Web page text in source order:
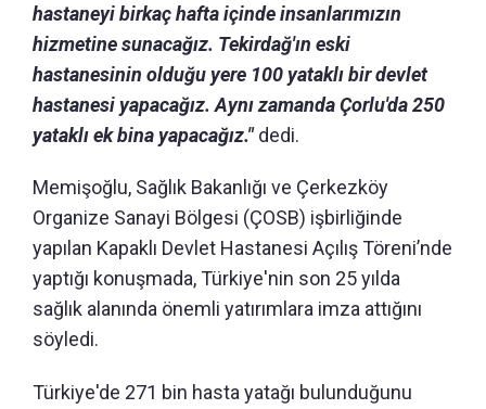
hastaneyi birkaç hafta içinde insanlarımızın
hizmetine sunacağız. Tekirdağ'ın eski
hastanesinin olduğu yere 100 yataklı bir devlet
hastanesi yapacağız. Aynı zamanda Çorlu'da 250
yataklı ek bina yapacağız."dedi.
Memişoğlu, Sağlık Bakanlığı ve Çerkezköy
Organize Sanayi Bölgesi (ÇOSB) işbirliğinde
yapılan Kapaklı Devlet Hastanesi Açılış Töreni’nde
yaptığı konuşmada, Türkiye'nin son 25 yılda
sağlık alanında önemli yatırımlara imza attığını
söyledi.
Türkiye'de 271 bin hasta yatağı bulunduğunu